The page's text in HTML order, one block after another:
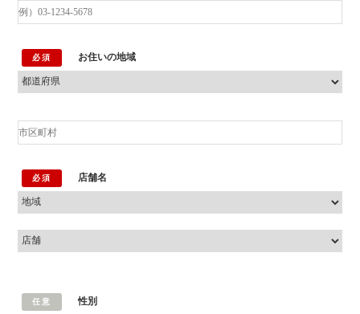
必須 お住いの地域
必須 店舗名
任意 性別